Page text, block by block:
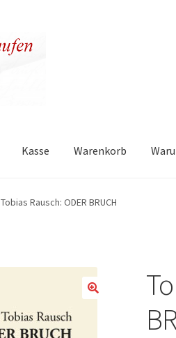
Kasse Warenkorb
Tobias Rausch: ODER BRUCH